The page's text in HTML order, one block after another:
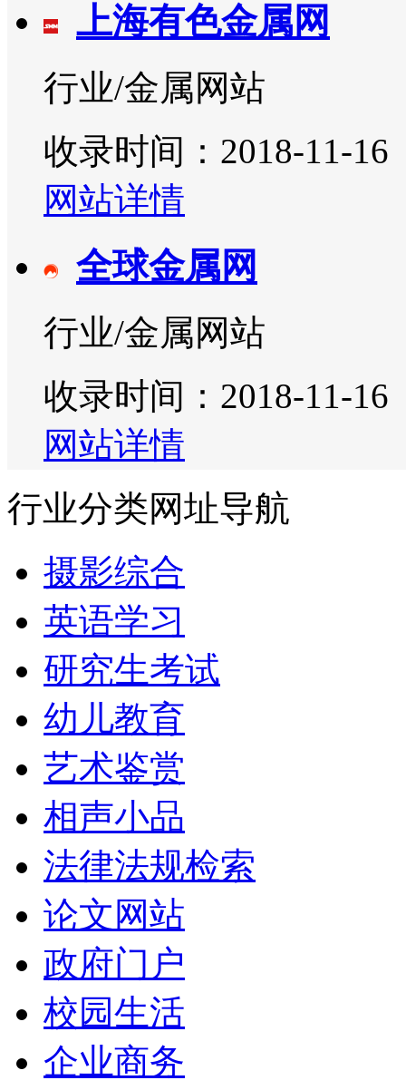
上海有色金属网
行业/金属网站
收录时间：2018-11-16
网站详情
全球金属网
行业/金属网站
收录时间：2018-11-16
网站详情
行业分类网址导航
摄影综合
英语学习
研究生考试
幼儿教育
艺术鉴赏
相声小品
法律法规检索
论文网站
政府门户
校园生活
企业商务